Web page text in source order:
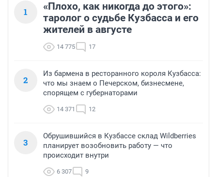
1
«Плохо, как никогда до этого»:
таролог о судьбе Кузбасса и его
жителей в августе
14 775 17
2
Из бармена в ресторанного короля Кузбасса:
что мы знаем о Печерском, бизнесмене,
спорящем с губернаторами
14 371 12
3
Обрушившийся в Кузбассе склад Wildberries
планирует возобновить работу — что
происходит внутри
6 307 9